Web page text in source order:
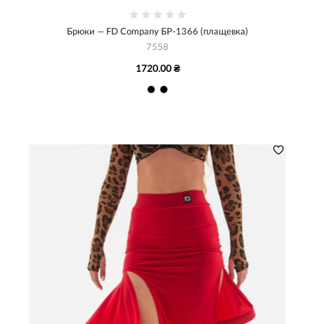
Брюки — FD Company БР-1366 (плащевка)
7558
1720.00 ₴